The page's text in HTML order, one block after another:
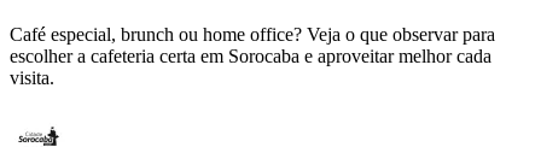
Café especial, brunch ou home office? Veja o que observar para
escolher a cafeteria certa em Sorocaba e aproveitar melhor cada
visita.